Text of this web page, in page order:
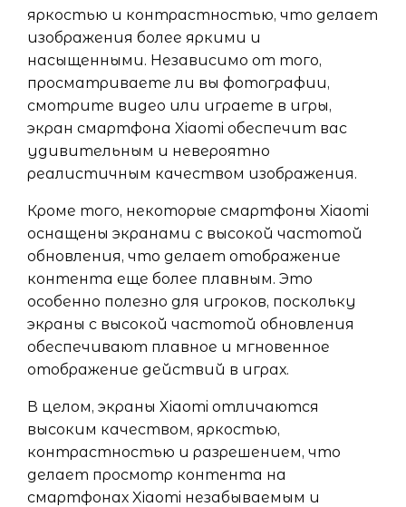
яркостью и контрастностью, что делает
изображения более яркими и
насыщенными. Независимо от того,
просматриваете ли вы фотографии,
смотрите видео или играете в игры,
экран смартфона Xiaomi обеспечит вас
удивительным и невероятно
реалистичным качеством изображения.
Кроме того, некоторые смартфоны Xiaomi
оснащены экранами с высокой частотой
обновления, что делает отображение
контента еще более плавным. Это
особенно полезно для игроков, поскольку
экраны с высокой частотой обновления
обеспечивают плавное и мгновенное
отображение действий в играх.
В целом, экраны Xiaomi отличаются
высоким качеством, яркостью,
контрастностью и разрешением, что
делает просмотр контента на
смартфонах Xiaomi незабываемым и